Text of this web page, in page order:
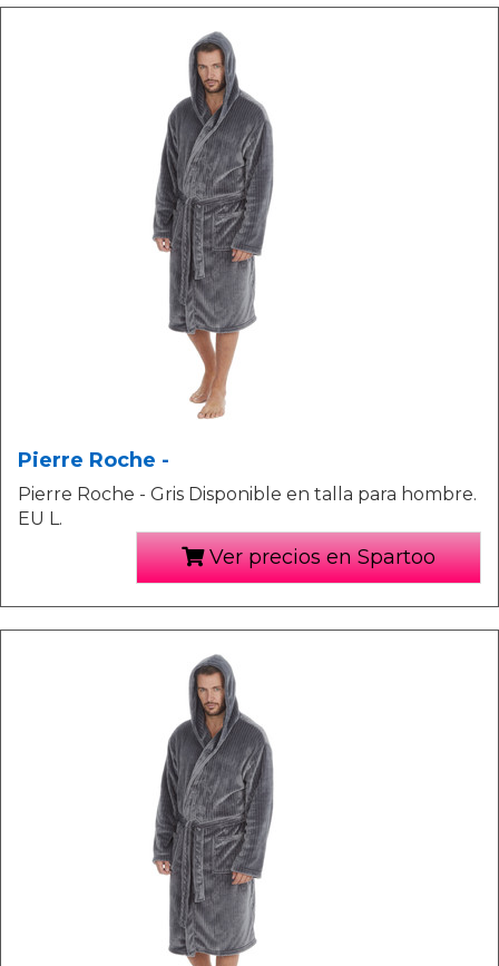
Pierre Roche -
Pierre Roche - Gris Disponible en talla para hombre.
EU L.
Ver precios en Spartoo